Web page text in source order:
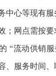
中心等现有
；网点需按
“流动供销
、服务时间